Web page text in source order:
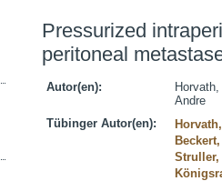
Pressurized
peritoneal
Autor(en):
Andre
Tübinger Autor(en):